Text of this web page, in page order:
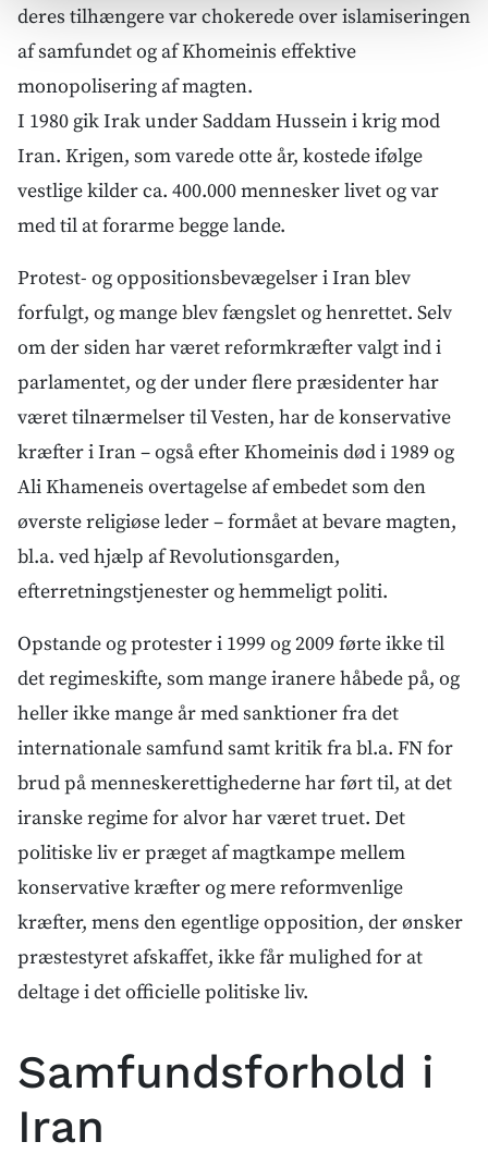
deres tilhængere var chokerede over islamiseringen
af samfundet og af Khomeinis effektive
monopolisering af magten.
I 1980 gik Irak under Saddam Hussein i krig mod
Iran. Krigen, som varede otte år, kostede ifølge
vestlige kilder ca. 400.000 mennesker livet og var
med til at forarme begge lande.
Protest- og oppositionsbevægelser i Iran blev
forfulgt, og mange blev fængslet og henrettet. Selv
om der siden har været reformkræfter valgt ind i
parlamentet, og der under flere præsidenter har
været tilnærmelser til Vesten, har de konservative
kræfter i Iran – også efter Khomeinis død i 1989 og
Ali Khameneis overtagelse af embedet som den
øverste religiøse leder – formået at bevare magten,
bl.a. ved hjælp af Revolutionsgarden,
efterretningstjenester og hemmeligt politi.
Opstande og protester i 1999 og 2009 førte ikke til
det regimeskifte, som mange iranere håbede på, og
heller ikke mange år med sanktioner fra det
internationale samfund samt kritik fra bl.a. FN for
brud på menneskerettighederne har ført til, at det
iranske regime for alvor har været truet. Det
politiske liv er præget af magtkampe mellem
konservative kræfter og mere reformvenlige
kræfter, mens den egentlige opposition, der ønsker
præstestyret afskaffet, ikke får mulighed for at
deltage i det officielle politiske liv.
Samfundsforhold i
Iran